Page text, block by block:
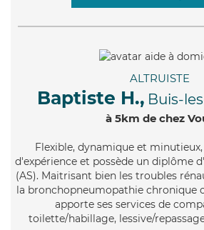
ALTRUISTE
Baptiste H., Buis-
à 5km de chez
Flexible, dynamique et
d'expérience et possède un diplôme
(AS). Maitrisant bien les troubles
la bronchopneumopathie chronique
apporte ses services de
toilette/habillage, lessive/